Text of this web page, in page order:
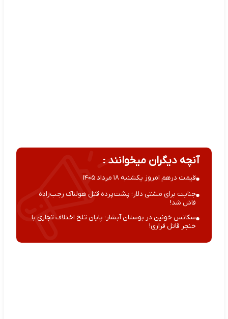
آنچه دیگران میخوانند :
قیمت درهم امروز یکشنبه ۱۸ مرداد ۱۴۰۵
جنایت برای مشتی دلار؛ پشت‌پرده قتل هولناک رجب‌زاده
فاش شد!
سکانس خونین در بوستان آبشار؛ پایان تلخ اختلاف تجاری با
خنجر قاتل فراری!